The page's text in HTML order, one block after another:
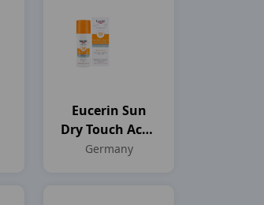
Eucerin Sun
Dry Touch Acne
Oil Control
Germany